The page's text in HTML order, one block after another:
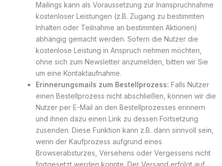
Mailings kann als Voraussetzung zur Inanspruchnahme
kostenloser Leistungen (z.B. Zugang zu bestimmten
Inhalten oder Teilnahme an bestimmten Aktionen)
abhängig gemacht werden. Sofern die Nutzer die
kostenlose Leistung in Anspruch nehmen möchten,
ohne sich zum Newsletter anzumelden, bitten wir Sie
um eine Kontaktaufnahme.
Erinnerungsmails zum Bestellprozess: Falls Nutzer
einen Bestellprozess nicht abschließen, können wir die
Nutzer per E-Mail an den Bestellprozesses erinnern
und ihnen dazu einen Link zu dessen Fortsetzung
zusenden. Diese Funktion kann z.B. dann sinnvoll sein,
wenn der Kaufprozess aufgrund eines
Browserabsturzes, Versehens oder Vergessens nicht
fortgesetzt werden konnte. Der Versand erfolgt auf